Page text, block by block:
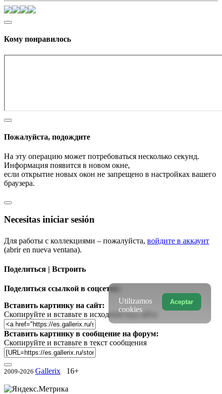
Кому понравилось
Пожалуйста, подождите
На эту операцию может потребоваться несколько секунд.
Информация появится в новом окне,
если открытие новых окон не запрещено в настройках вашего
браузера.
Necesitas iniciar sesión
Для работы с коллекциями – пожалуйста, войдите в аккаунт
(abrir en nueva ventana).
Поделиться | Встроить
Поделиться ссылкой в соцсетях:
Вставить картинку на сайт:
Скопируйте и вставьте в исходный код сайта
Вставить картинку в сообщение на форум:
Скопируйте и вставьте в текст сообщения
2009-2026 Gallerix 16+
Aceptar
Utilizamos
cookies